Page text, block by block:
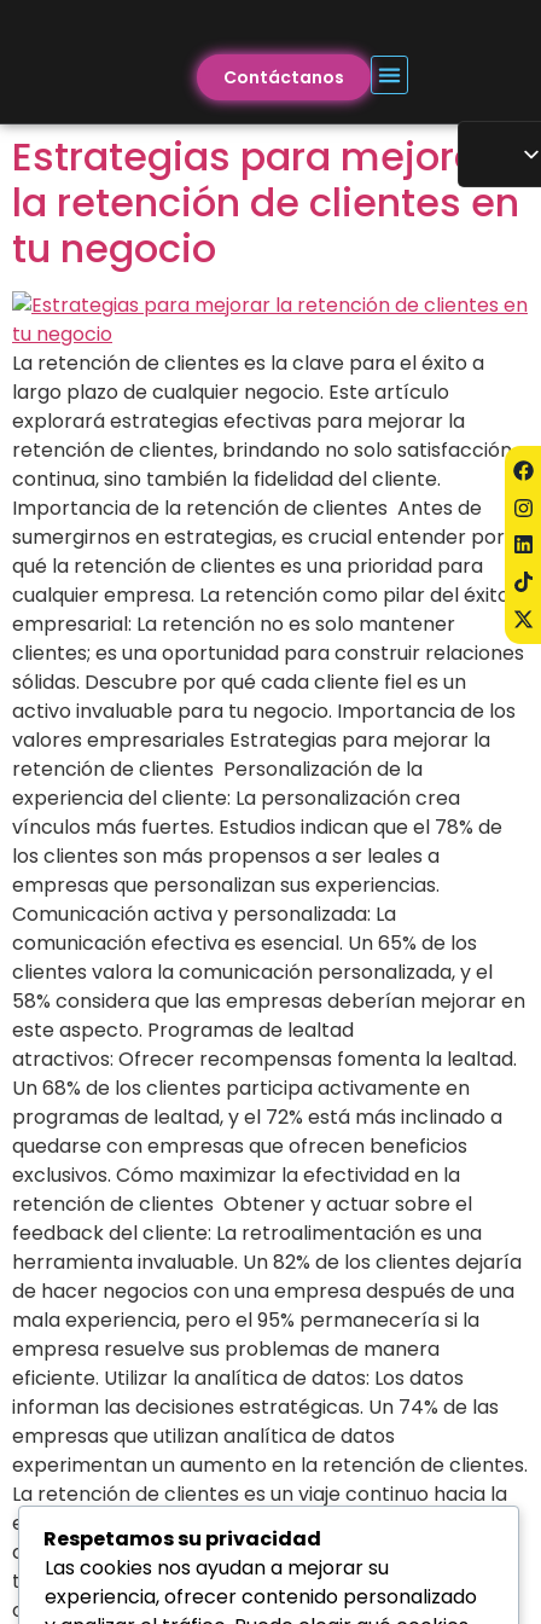
Contáctanos
Estrategias para mejorar
la retención de clientes en
tu negocio
La retención de clientes es la clave para el éxito a
largo plazo de cualquier negocio. Este artículo
explorará estrategias efectivas para mejorar la
retención de clientes, brindando no solo satisfacción
continua, sino también la fidelidad del cliente.
Importancia de la retención de clientes Antes de
sumergirnos en estrategias, es crucial entender por
qué la retención de clientes es una prioridad para
cualquier empresa. La retención como pilar del éxito
empresarial: La retención no es solo mantener
clientes; es una oportunidad para construir relaciones
sólidas. Descubre por qué cada cliente fiel es un
activo invaluable para tu negocio. Importancia de los
valores empresariales Estrategias para mejorar la
retención de clientes Personalización de la
experiencia del cliente: La personalización crea
vínculos más fuertes. Estudios indican que el 78% de
los clientes son más propensos a ser leales a
empresas que personalizan sus experiencias.
Comunicación activa y personalizada: La
comunicación efectiva es esencial. Un 65% de los
clientes valora la comunicación personalizada, y el
58% considera que las empresas deberían mejorar en
este aspecto. Programas de lealtad
atractivos: Ofrecer recompensas fomenta la lealtad.
Un 68% de los clientes participa activamente en
programas de lealtad, y el 72% está más inclinado a
quedarse con empresas que ofrecen beneficios
exclusivos. Cómo maximizar la efectividad en la
retención de clientes Obtener y actuar sobre el
feedback del cliente: La retroalimentación es una
herramienta invaluable. Un 82% de los clientes dejaría
de hacer negocios con una empresa después de una
mala experiencia, pero el 95% permanecería si la
empresa resuelve sus problemas de manera
eficiente. Utilizar la analítica de datos: Los datos
informan las decisiones estratégicas. Un 74% de las
empresas que utilizan analítica de datos
experimentan un aumento en la retención de clientes.
La retención de clientes es un viaje continuo hacia la
excelencia. ¿Cómo estás mejorando la retención de
clientes en tu negocio? Analiza tu negocio y enfrenta
tus desafíos empresariales para que cumplas tus
objetivos en corto plazo. En Directa Group, hemos
Respetamos su privacidad
Las cookies nos ayudan a mejorar su
experiencia, ofrecer contenido personalizado